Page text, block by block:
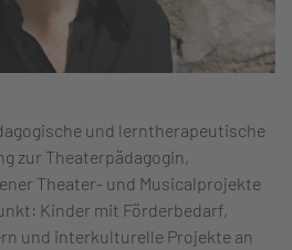
und lerntherapeutische
zur Theaterpädagogin,
Theater- und Musicalprojekte
Kinder mit Förderbedarf,
und interkulturelle Projekte an